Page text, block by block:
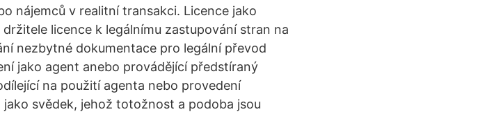
nájemců v realitní transakci. Licence jako
licence k legálnímu zastupování stran na
nezbytné dokumentace pro legální převod
jako agent anebo provádějící předstíraný
na použití agenta nebo provedení
svědek, jehož totožnost a podoba jsou